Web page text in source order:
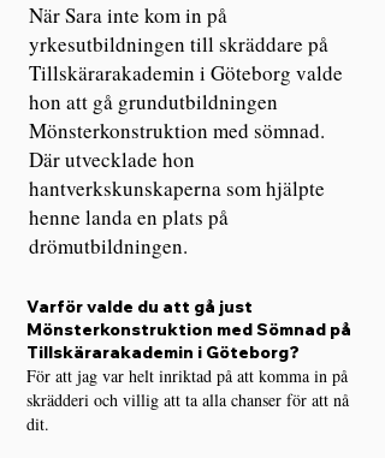
När Sara inte kom in på
yrkesutbildningen till skräddare på
Tillskärarakademin i Göteborg valde
hon att gå grundutbildningen
Mönsterkonstruktion med sömnad.
Där utvecklade hon
hantverkskunskaperna som hjälpte
henne landa en plats på
drömutbildningen.
Varför valde du att gå just
Mönsterkonstruktion med Sömnad på
Tillskärarakademin i Göteborg?
För att jag var helt inriktad på att komma in på
skrädderi och villig att ta alla chanser för att nå
dit.